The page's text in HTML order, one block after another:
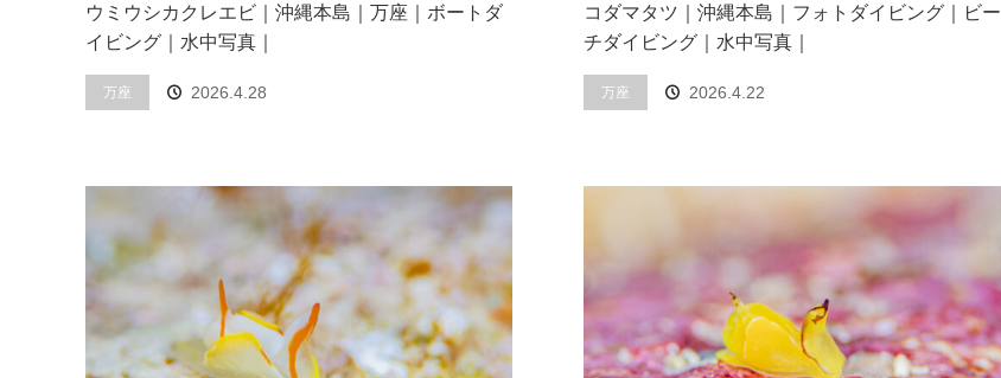
ウミウシカクレエビ｜沖縄本島｜万座｜ボートダ
イビング｜水中写真｜
万座 2026.4.28
コダマタツ｜沖縄本島｜フォトダイビング｜ビー
チダイビング｜水中写真｜
万座 2026.4.22